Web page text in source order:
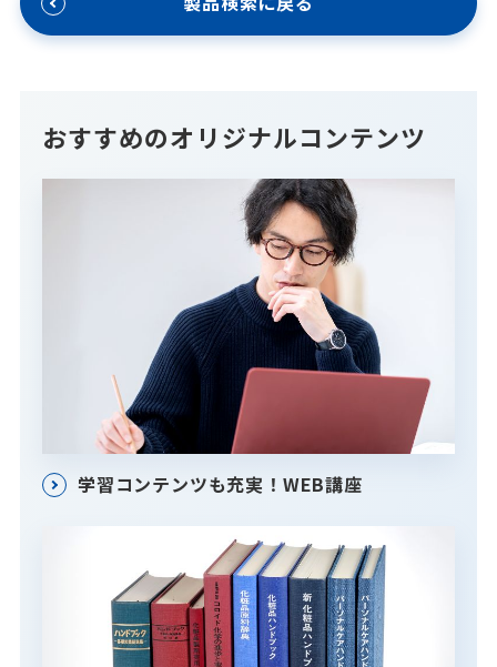
おすすめのオリジナルコンテンツ
学習コンテンツも充実！WEB講座